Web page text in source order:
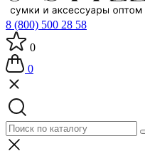
8 (800) 500 28 58
0
0